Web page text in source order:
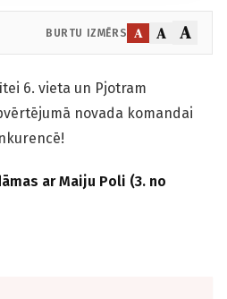
BURTU IZMĒRS A A A
6. vieta un Pjotram
novada komandai
ar Maiju Poli (3. no